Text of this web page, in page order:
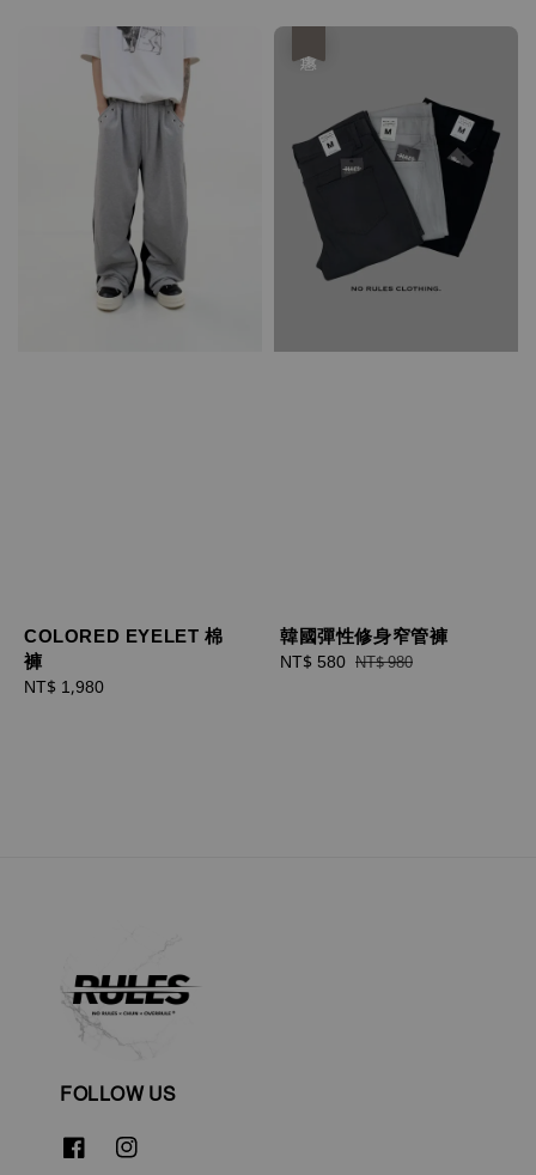
COLORED EYELET 棉
褲
Regular
NT$ 1,980
韓國彈性修身窄管褲
Sale
NT$ 580 Regular
NT$ 980
FOLLOW US